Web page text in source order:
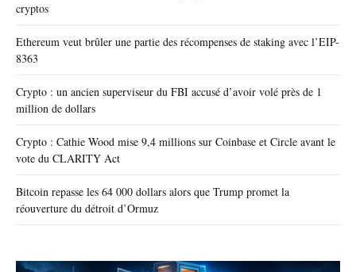
cryptos
Ethereum veut brûler une partie des récompenses de staking avec l’EIP-
8363
Crypto : un ancien superviseur du FBI accusé d’avoir volé près de 1
million de dollars
Crypto : Cathie Wood mise 9,4 millions sur Coinbase et Circle avant le
vote du CLARITY Act
Bitcoin repasse les 64 000 dollars alors que Trump promet la
réouverture du détroit d’Ormuz